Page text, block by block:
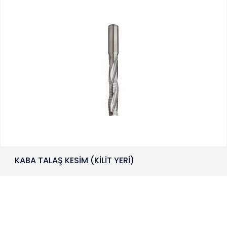
KABA TALAŞ KESİM (KİLİT YERİ)